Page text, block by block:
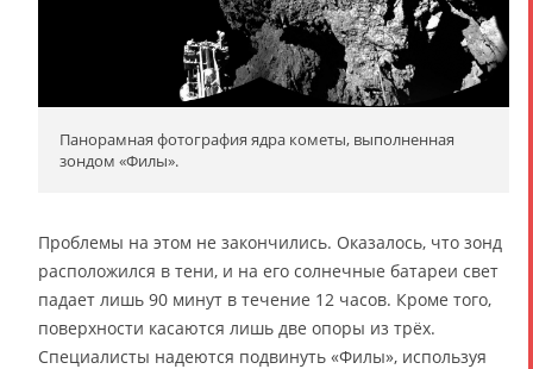
Панорамная фотография ядра кометы, выполненная
зондом «Филы».
Проблемы на этом не закончились. Оказалось, что зонд
расположился в тени, и на его солнечные батареи свет
падает лишь 90 минут в течение 12 часов. Кроме того,
поверхности касаются лишь две опоры из трёх.
Специалисты надеются подвинуть «Филы», используя